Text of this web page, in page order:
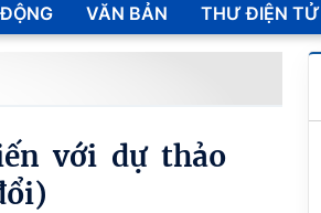
VĂN BẢN THƯ ĐIỆN TỬ
với dự thảo